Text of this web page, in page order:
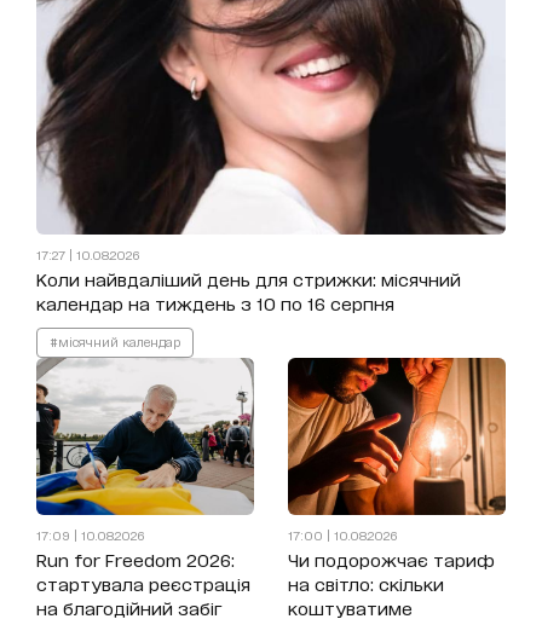
17:27 | 10.08.2026
Коли найвдаліший день для стрижки: місячний
календар на тиждень з 10 по 16 серпня
#місячний календар
17:09 | 10.08.2026
Run for Freedom 2026:
стартувала реєстрація
на благодійний забіг
17:00 | 10.08.2026
Чи подорожчає тариф
на світло: скільки
коштуватиме